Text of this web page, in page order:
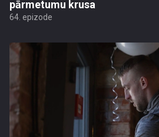
pārmetumu krusa
64. epizode